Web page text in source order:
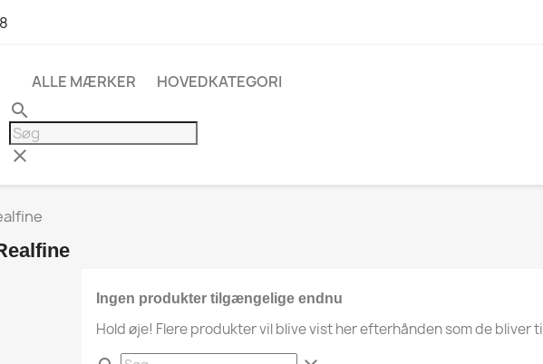
ALLE MÆRKER HOVEDKATEGORI
search
clear
Ingen produkter tilgængelige endnu
Hold øje! Flere produkter vil blive vist her efterhånden som de bliver